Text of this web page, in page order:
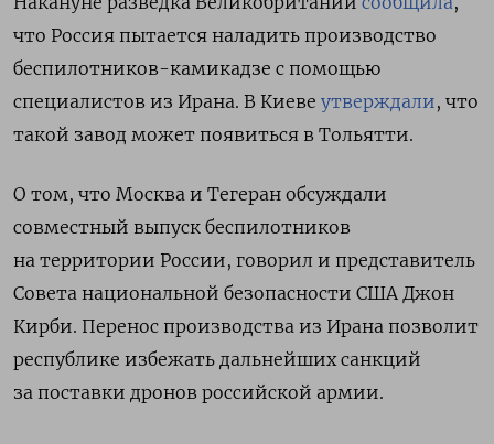
что Россия пытается наладить производство
беспилотников-камикадзе с помощью
специалистов из Ирана. В Киеве утверждали, что
такой завод может появиться в Тольятти.
О том, что Москва и Тегеран обсуждали
совместный выпуск беспилотников
на территории России, говорил и представитель
Совета национальной безопасности США Джон
Кирби. Перенос производства из Ирана позволит
республике избежать дальнейших санкций
за поставки дронов российской армии.